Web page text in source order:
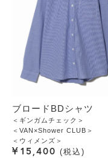
ブロードBDシャツ
＜ギンガムチェック＞
＜VAN×Shower CLUB＞
＜ウィメンズ＞
¥ 15,400 税込